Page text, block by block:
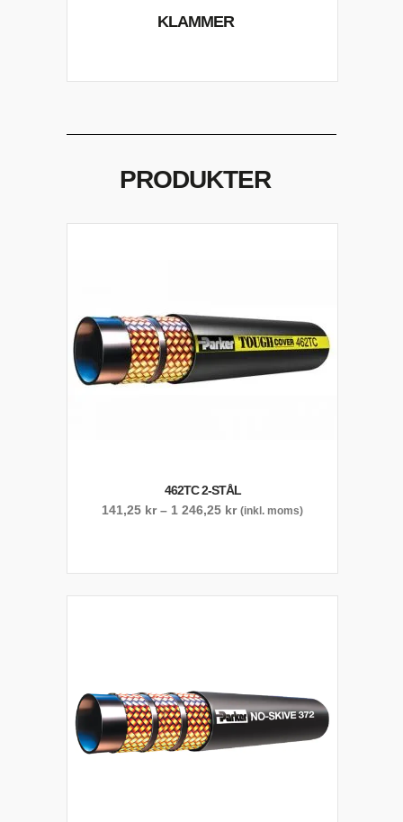
KLAMMER
PRODUKTER
462TC 2-STÅL
141,25 kr – 1 246,25 krPrisintervall:
(inkl. moms)